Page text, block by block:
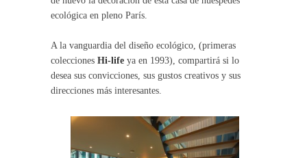
ecológica en pleno París.
A la vanguardia del diseño ecológico, (primeras
colecciones Hi-life ya en 1993), compartirá si lo
desea sus convicciones, sus gustos creativos y sus
direcciones más interesantes.